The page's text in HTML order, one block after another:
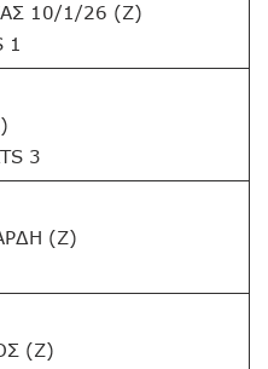
10/1/26 (Z)
1
3
(Ζ)
(Ζ)